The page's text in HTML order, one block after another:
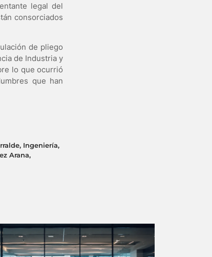
legal del
consorciados
de pliego
de Industria y
lo que ocurrió
que han
, Ingeniería,
Arana,